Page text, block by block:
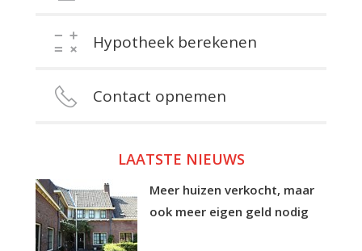
Hypotheek berekenen
Contact opnemen
LAATSTE NIEUWS
Meer huizen verkocht, maar
ook meer eigen geld nodig